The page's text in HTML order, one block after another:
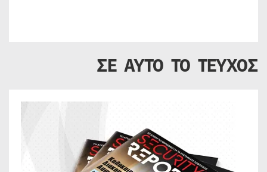
ΣΕ ΑΥΤΟ ΤΟ ΤΕΥΧΟΣ